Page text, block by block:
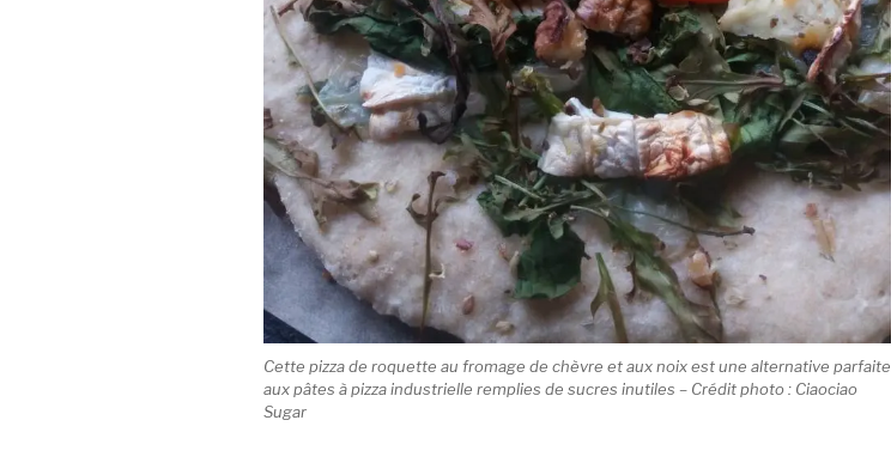
Cette pizza de roquette au fromage de chèvre et aux noix est une alternative parfaite
aux pâtes à pizza industrielle remplies de sucres inutiles – Crédit photo : Ciaociao
Sugar